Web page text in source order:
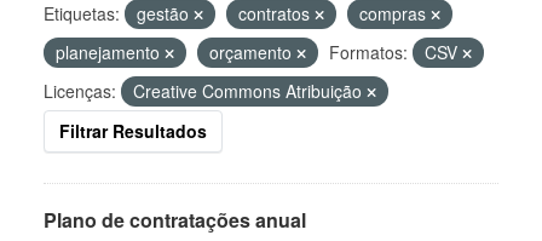
Etiquetas: gestão contratos
compras
planejamento
orçamento Formatos:
CSV
Licenças:
Creative Commons Atribuição
Filtrar Resultados
Plano de contratações anual